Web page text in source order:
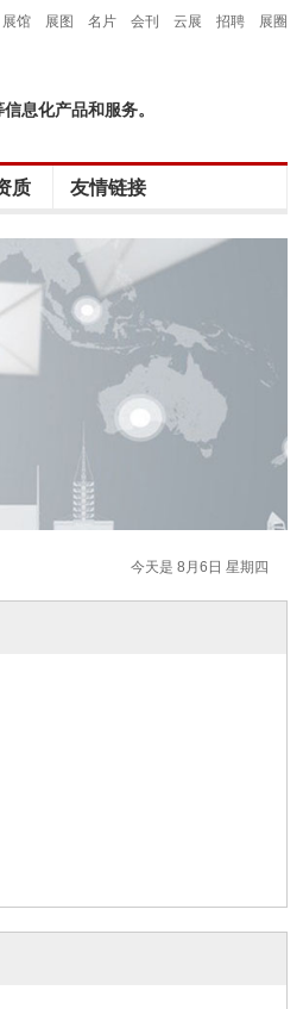
展馆 展图 名片 会刊 云展 招聘 展圈
息化产品和服务。
质 友情链接
今天是 8月6日 星期四